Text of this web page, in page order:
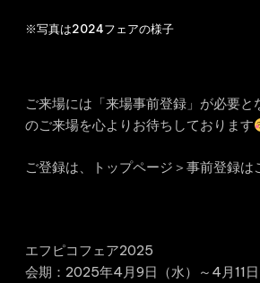
※写真は2024フェアの様子
ご来場には「来場事前登録」が必要と
のご来場を心よりお待ちしております
ご登録は、トップページ＞事前登録は
エフピコフェア2025
会期：2025年4月9日（水）～4月11